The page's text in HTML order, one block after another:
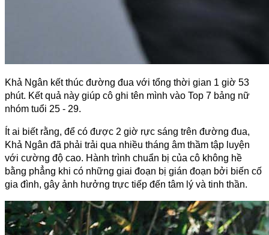
Khả Ngân kết thúc đường đua với tổng thời gian 1 giờ 53
phút. Kết quả này giúp cô ghi tên mình vào Top 7 bảng nữ
nhóm tuổi 25 - 29.
Ít ai biết rằng, để có được 2 giờ rực sáng trên đường đua,
Khả Ngân đã phải trải qua nhiều tháng âm thầm tập luyện
với cường độ cao. Hành trình chuẩn bị của cô không hề
bằng phẳng khi có những giai đoạn bị gián đoạn bởi biến cố
gia đình, gây ảnh hưởng trực tiếp đến tâm lý và tinh thần.